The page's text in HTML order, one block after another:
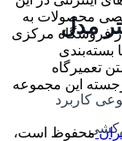
مدل
کاربرد
محصولات به
فروشگاه مرکزی
بسته‌بندی
تعمیرگاه
این مجموعه
محفوظ است،